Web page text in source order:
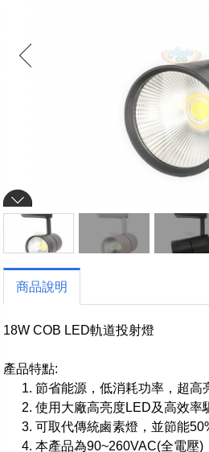
商品說明
18W COB LED軌道投射燈
產品特點:
節省能源，低消耗功率，超高
使用大廠高亮度LED及高效率
可取代傳統鹵素燈，並節能
本產品為90~260VAC(全電壓